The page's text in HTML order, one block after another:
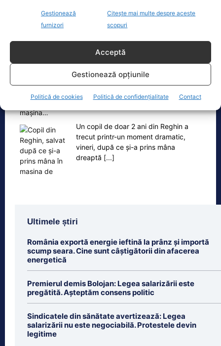
Gestionează
furnizori
Citește mai multe despre aceste
scopuri
Acceptă
Gestionează opțiunile
Politică de cookies Politică de confidențialitate Contact
de Ilie Bolojan privind reducerea
consumului de energie electrică
Copil din Reghin, salvat după ce și-a prins mâna în
mașina…
Un copil de doar 2 ani din Reghin a
trecut printr-un moment dramatic,
vineri, după ce și-a prins mâna
dreaptă [...]
Ultimele știri
România exportă energie ieftină la prânz și importă
scump seara. Cine sunt câștigătorii din afacerea
energetică
Premierul demis Bolojan: Legea salarizării este
pregătită. Așteptăm consens politic
Sindicatele din sănătate avertizează: Legea
salarizării nu este negociabilă. Protestele devin
legitime